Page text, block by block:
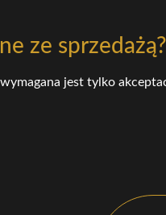
ze sprzedażą?
jest tylko